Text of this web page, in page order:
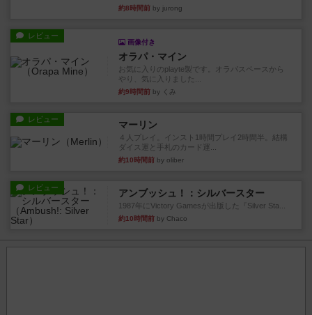
約8時間前 by jurong
レビュー
画像付き
オラパ・マイン
お気に入りのplayte製です。オラパスペースから
やり、気に入りました...
約9時間前 by くみ
レビュー マーリン
４人プレイ。インスト1時間プレイ2時間半。結構
ダイス運と手札のカード運...
約10時間前 by oliber
レビュー アンブッシュ！：シルバースター
1987年にVictory Gamesが出版した『Silver Sta...
約10時間前 by Chaco